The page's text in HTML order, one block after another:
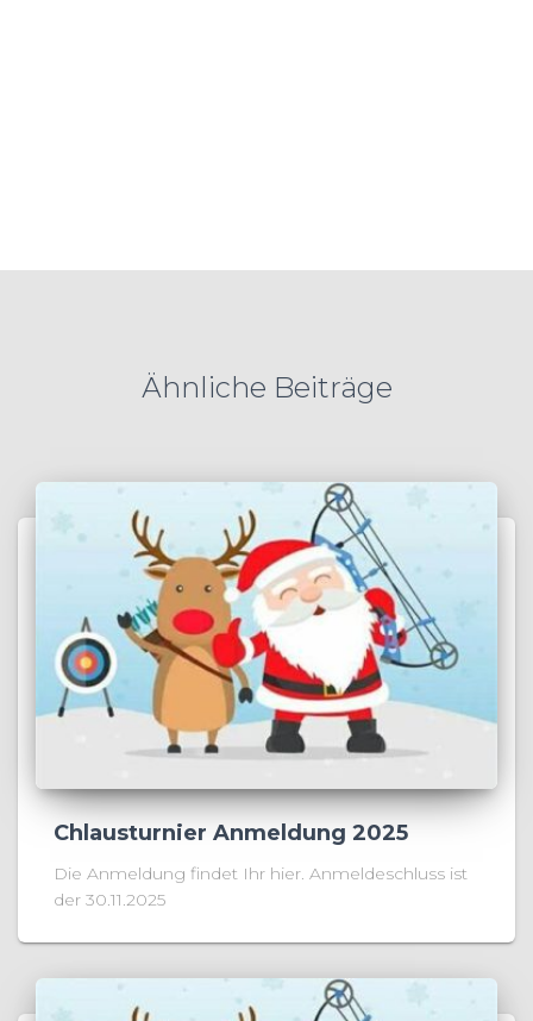
Ähnliche Beiträge
Chlausturnier Anmeldung 2025
Die Anmeldung findet Ihr hier. Anmeldeschluss ist
der 30.11.2025